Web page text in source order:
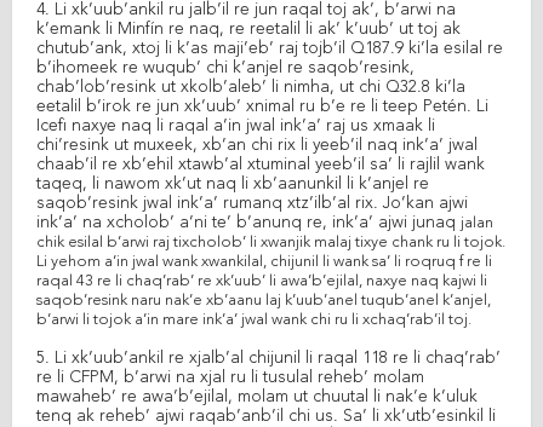
4. Li xk’uub’ankil ru jalb’il re jun raqal toj ak’, b’arwi na
k’emank li Minfín re naq, re reetalil li ak’ k’uub’ ut toj ak
chutub’ank, xtoj li k’as maji’eb’ raj tojb’il Q187.9 ki’la esilal re
b’ihomeek re wuqub’ chi k’anjel re saqob’resink,
chab’lob’resink ut xkolb’aleb’ li nimha, ut chi Q32.8 ki’la
eetalil b’irok re jun xk’uub’ xnimal ru b’e re li teep Petén. Li
Icefi naxye naq li raqal a’in jwal ink’a’ raj us xmaak li
chi’resink ut muxeek, xb’an chi rix li yeeb’il naq ink’a’ jwal
chaab’il re xb’ehil xtawb’al xtuminal yeeb’il sa’ li rajlil wank
taqeq, li nawom xk’ut naq li xb’aanunkil li k’anjel re
saqob’resink jwal ink’a’ rumanq xtz’ilb’al rix. Jo’kan ajwi
ink’a’ na xcholob’ a’ni te’ b’anunq re, ink’a’ ajwi junaq jalan
chik esilal b’arwi raj tixcholob’ li xwanjik malaj tixye chank ru li tojok.
Li yehom a’in jwal wank xwankilal, chijunil li wank sa’ li roqruq f re li
raqal 43 re li chaq’rab’ re xk’uub’ li awa’b’ejilal, naxye naq kajwi li
saqob’resink naru nak’e xb’aanu laj k’uub’anel tuqub’anel k’anjel,
b’arwi li tojok a’in mare ink’a’ jwal wank chi ru li xchaq’rab’il toj.
5. Li xk’uub’ankil re xjalb’al chijunil li raqal 118 re li chaq’rab’
re li CFPM, b’arwi na xjal ru li tusulal reheb’ molam
mawaheb’ re awa’b’ejilal, molam ut chuutal li nak’e k’uluk
tenq ak reheb’ ajwi raqab’anb’il chi us. Sa’ li xk’utb’esinkil li